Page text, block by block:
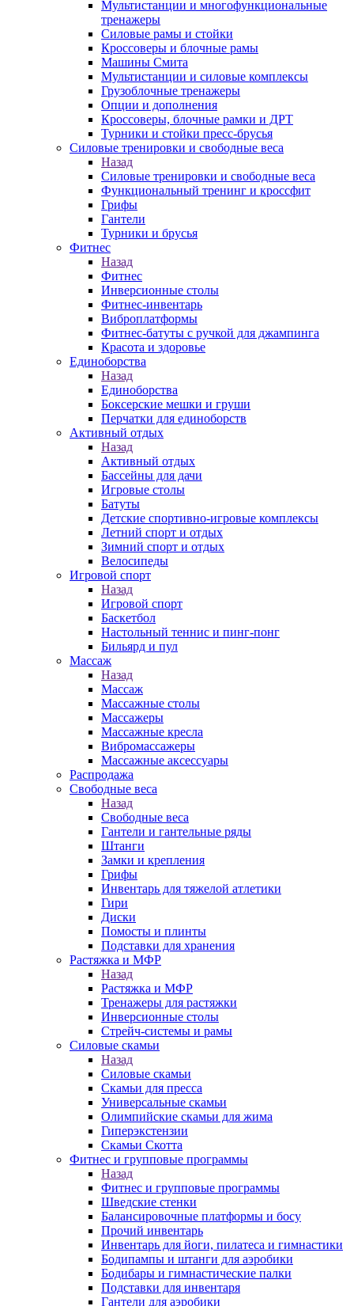
Мультистанции и многофункциональные
тренажеры
Силовые рамы и стойки
Кроссоверы и блочные рамы
Машины Смита
Мультистанции и силовые комплексы
Грузоблочные тренажеры
Опции и дополнения
Кроссоверы, блочные рамки и ДРТ
Турники и стойки пресс-брусья
Силовые тренировки и свободные веса
Назад
Силовые тренировки и свободные веса
Функциональный тренинг и кроссфит
Грифы
Гантели
Турники и брусья
Фитнес
Назад
Фитнес
Инверсионные столы
Фитнес-инвентарь
Виброплатформы
Фитнес-батуты с ручкой для джампинга
Красота и здоровье
Единоборства
Назад
Единоборства
Боксерские мешки и груши
Перчатки для единоборств
Активный отдых
Назад
Активный отдых
Бассейны для дачи
Игровые столы
Батуты
Детские спортивно-игровые комплексы
Летний спорт и отдых
Зимний спорт и отдых
Велосипеды
Игровой спорт
Назад
Игровой спорт
Баскетбол
Настольный теннис и пинг-понг
Бильярд и пул
Массаж
Назад
Массаж
Массажные столы
Массажеры
Массажные кресла
Вибромассажеры
Массажные аксессуары
Распродажа
Свободные веса
Назад
Свободные веса
Гантели и гантельные ряды
Штанги
Замки и крепления
Грифы
Инвентарь для тяжелой атлетики
Гири
Диски
Помосты и плинты
Подставки для хранения
Растяжка и МФР
Назад
Растяжка и МФР
Тренажеры для растяжки
Инверсионные столы
Стрейч-системы и рамы
Силовые скамьи
Назад
Силовые скамьи
Скамьи для пресса
Универсальные скамьи
Олимпийские скамьи для жима
Гиперэкстензии
Скамьи Скотта
Фитнес и групповые программы
Назад
Фитнес и групповые программы
Шведские стенки
Балансировочные платформы и босу
Прочий инвентарь
Инвентарь для йоги, пилатеса и гимнастики
Бодипампы и штанги для аэробики
Бодибары и гимнастические палки
Подставки для инвентаря
Гантели для аэробики